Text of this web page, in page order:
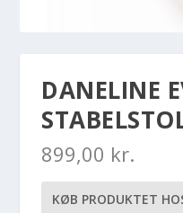
DANELINE
899,00 kr.
KØB PRODUKTET